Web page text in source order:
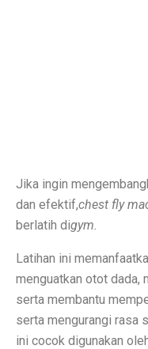
5 Ciri
5 Fakta
5
Ulang
Jika ingin
dan efektif,chest fly
berlatih digym.
Latihan ini
menguatkan otot dada,
serta membantu
serta mengurangi rasa
ini cocok digunakan